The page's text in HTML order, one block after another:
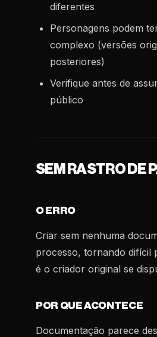
diferentes
Personagens podem
complexo (versões
posteriores)
Verifique antes de
público
SEM RASTRO DE
O ERRO
Criar sem nenhuma
processo, tornando difícil
é o criador original se
POR QUE ACONTECE
Documentação parece